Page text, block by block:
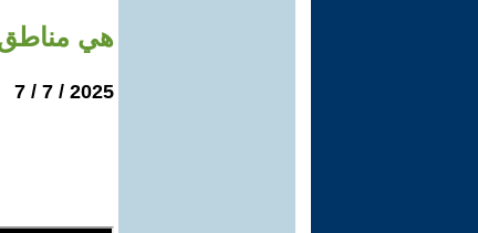
هي مناطق
2025 / 7 / 7